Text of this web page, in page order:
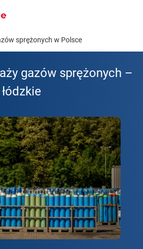
sprężonych w Polsce
gazów sprężonych –